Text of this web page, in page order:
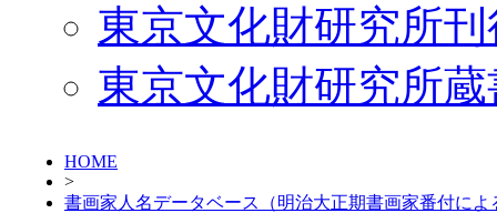
東京文化財研究所
東京文化財研究所
HOME
>
書画家人名データベース（明治大正期書画家番付によ